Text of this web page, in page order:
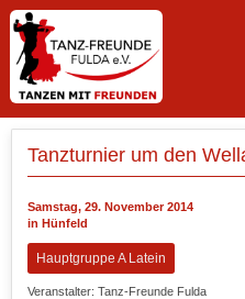
Tanzturnier um den
Samstag, 29. November 2014
in Hünfeld
Hauptgruppe A Latein
Veranstalter: Tanz-Freunde Fulda